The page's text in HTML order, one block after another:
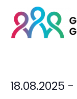
18.08.2025 -